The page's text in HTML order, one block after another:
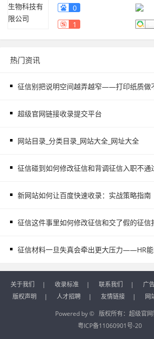
0
1
热门资讯
征信别把说明空间越弄越窄——打印纸质做
超级官网链接收录提交平台
网站目录_分类目录_网站大全_网址大全
征信碰到如何修改征信和背调征信入职不
新网站如何让百度快速收录：实战策略指南
征信这件事里如何修改征信和交了假的征
征信材料一旦失真会牵出更大压力——HR
关于我们 | 收录标准 | 联系我们 | 广
版权声明
| 人才招聘 | 友情链接 | 网
Powered by © 版权所有： 超级官
粤ICP备11060901号-20